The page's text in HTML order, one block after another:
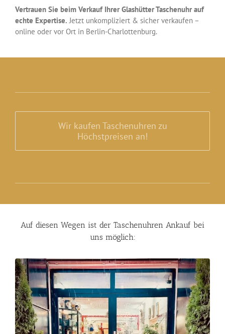
Vertrauen Sie beim Verkauf Ihrer Glashütter Taschenuhr auf
echte Expertise. Jetzt unkompliziert & sicher verkaufen –
online oder vor Ort in Berlin-Charlottenburg.
Wir kaufen Taschenuhren zu
Höchstpreisen an!
Auf diesen Wegen ist der Taschenuhren Ankauf bei
uns möglich: